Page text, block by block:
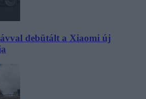
debütált a Xiaomi új